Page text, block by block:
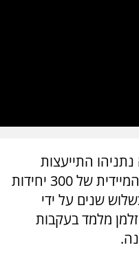
התייעצות
בלשכתו, בסיומה אושרה בנייתן המיידית של 300 יחידות
שנים על ידי
מלמד בעקבות